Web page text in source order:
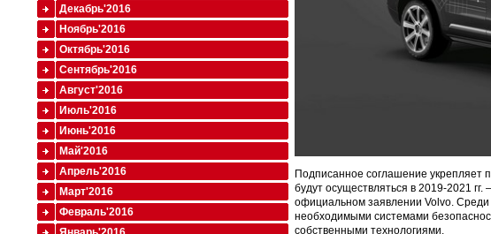
Подписанное соглашение укрепляет
будут осуществляться в 2019-2021
официальном заявлении Volvo.
необходимыми системами
собственными технологиями.
Декабрь'2016
Ноябрь'2016
Октябрь'2016
Сентябрь'2016
Август'2016
Июль'2016
Июнь'2016
Май'2016
Апрель'2016
Март'2016
Февраль'2016